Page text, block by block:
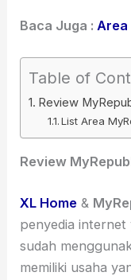
Baca Juga : Area
Table of
Review
List Area
Review
XL Home &
penyedia internet
sudah
memiliki usaha